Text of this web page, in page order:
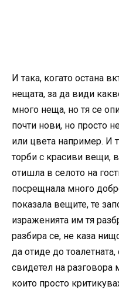
И така, когато остана
нещата, за да види
много неща, но тя се
почти нови, но просто
или цвета например. И
торби с красиви вещи,
отишла в селото на
посрещнала много
показала вещите, те
израженията им тя
разбира се, не каза
да отиде до
свидетел на
които просто